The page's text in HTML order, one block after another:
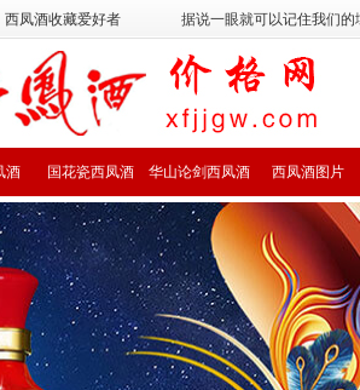
西凤酒收藏爱好者 据说一眼就可以记住我们
酒 国花瓷西凤酒 华山论剑西凤酒 西凤酒图片